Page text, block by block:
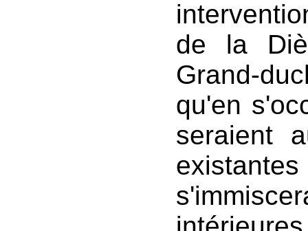
de la
Grand-
qu'en
seraient